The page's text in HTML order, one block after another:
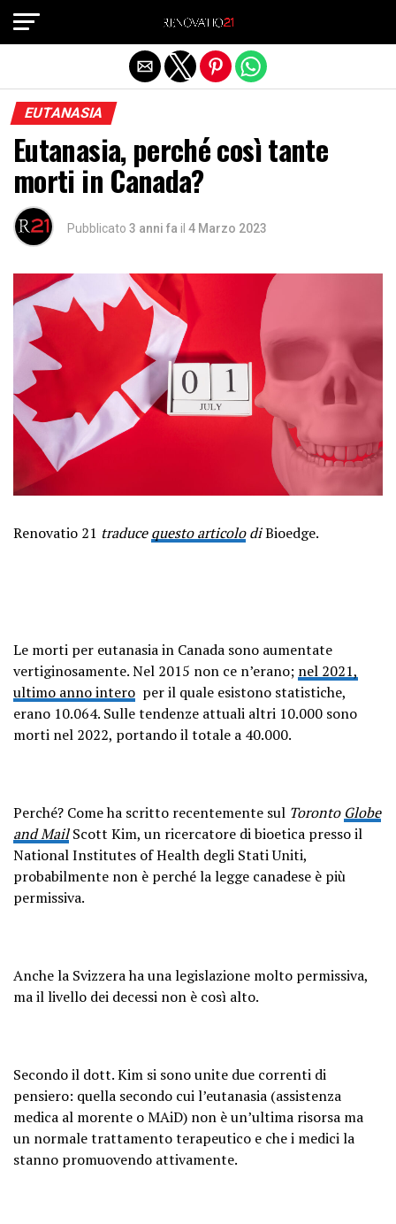
EUTANASIA
Eutanasia, perché così tante
morti in Canada?
Pubblicato 3 anni fa il 4 Marzo 2023
Renovatio 21 traducequesto articolodiBioedge.
Le morti per eutanasia in Canada sono aumentate
vertiginosamente. Nel 2015 non ce n’erano; nel 2021,
ultimo anno intero per il quale esistono statistiche,
erano 10.064. Sulle tendenze attuali altri 10.000 sono
morti nel 2022, portando il totale a 40.000.
Perché? Come ha scritto recentemente sul Toronto Globe
and Mail Scott Kim, un ricercatore di bioetica presso il
National Institutes of Health degli Stati Uniti,
probabilmente non è perché la legge canadese è più
permissiva.
Anche la Svizzera ha una legislazione molto permissiva,
ma il livello dei decessi non è così alto.
Secondo il dott. Kim si sono unite due correnti di
pensiero: quella secondo cui l’eutanasia (assistenza
medica al morente o MAiD) non è un’ultima risorsa ma
un normale trattamento terapeutico e che i medici la
stanno promuovendo attivamente.
Exit mobile version